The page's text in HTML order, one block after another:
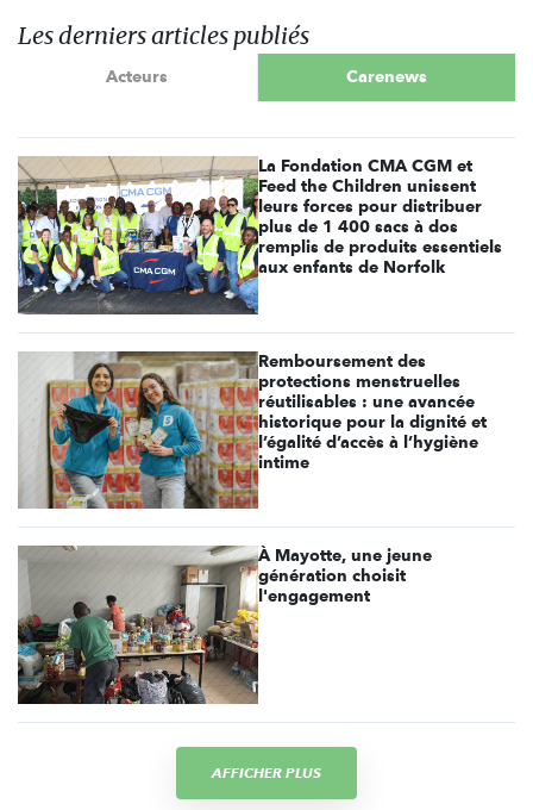
Les derniers articles publiés
Acteurs Carenews
La Fondation CMA CGM et
Feed the Children unissent
leurs forces pour distribuer
plus de 1 400 sacs à dos
remplis de produits essentiels
aux enfants de Norfolk
Remboursement des
protections menstruelles
réutilisables : une avancée
historique pour la dignité et
l’égalité d’accès à l’hygiène
intime
À Mayotte, une jeune
génération choisit
l'engagement
AFFICHER PLUS